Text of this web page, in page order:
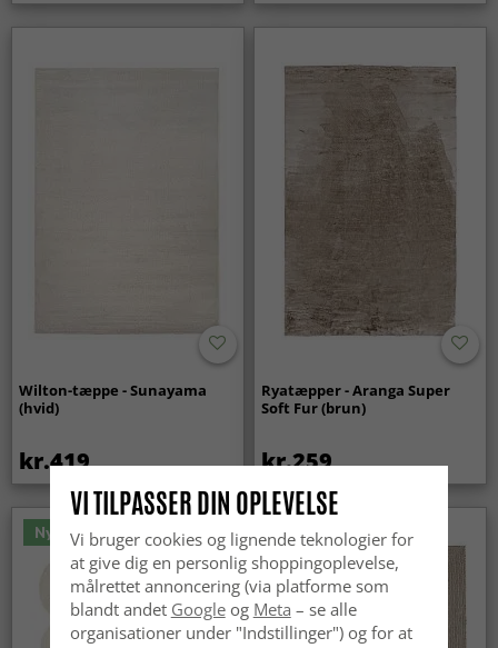
Wilton-tæppe - Sunayama
(hvid)
kr.419
Ryatæpper - Aranga Super
Soft Fur (brun)
kr.259
Nyhed
VI TILPASSER DIN OPLEVELSE
Vi bruger cookies og lignende teknologier for
at give dig en personlig shoppingoplevelse,
målrettet annoncering (via platforme som
blandt andet Googleog Meta – se alle
organisationer under "Indstillinger") og for at